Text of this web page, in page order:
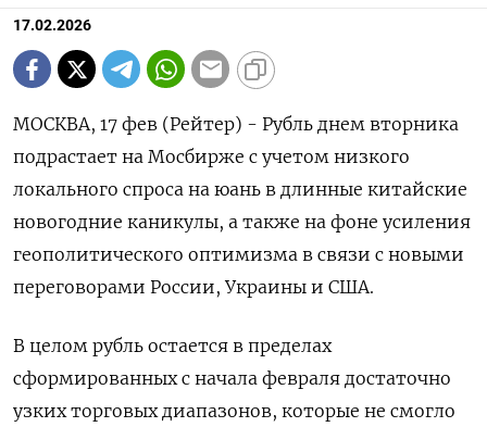
17.02.2026
МОСКВА, 17 фев (Рейтер) - Рубль днем вторника
подрастает на Мосбирже с учетом низкого
локального спроса на юань в длинные китайские
новогодние каникулы, а также на фоне усиления
геополитического оптимизма в связи с новыми
переговорами России, Украины и США.
В целом рубль остается в ‌пределах
сформированных с начала февраля достаточно
узких торговых диапазонов, которые не смогло